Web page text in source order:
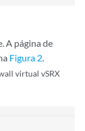
A página de
Figura 2.
virtual vSRX